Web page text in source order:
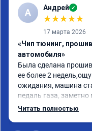
А Андрей ✓
★★★★★
17 марта 2026
«Чип тюнинг,
автомобиля»
Была сделана
ее более 2
ожидания, машина
педаль газа,
по расходу топлива
Читать полностью